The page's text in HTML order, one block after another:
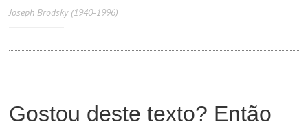
Joseph Brodsky (1940-1996)
Gostou deste texto? Então